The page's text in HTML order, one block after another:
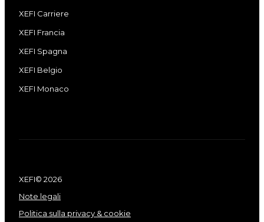
XEFI Carriere
XEFI Francia
XEFI Spagna
XEFI Belgio
XEFI Monaco
XEFI© 2026
Note legali
Politica sulla privacy & cookie